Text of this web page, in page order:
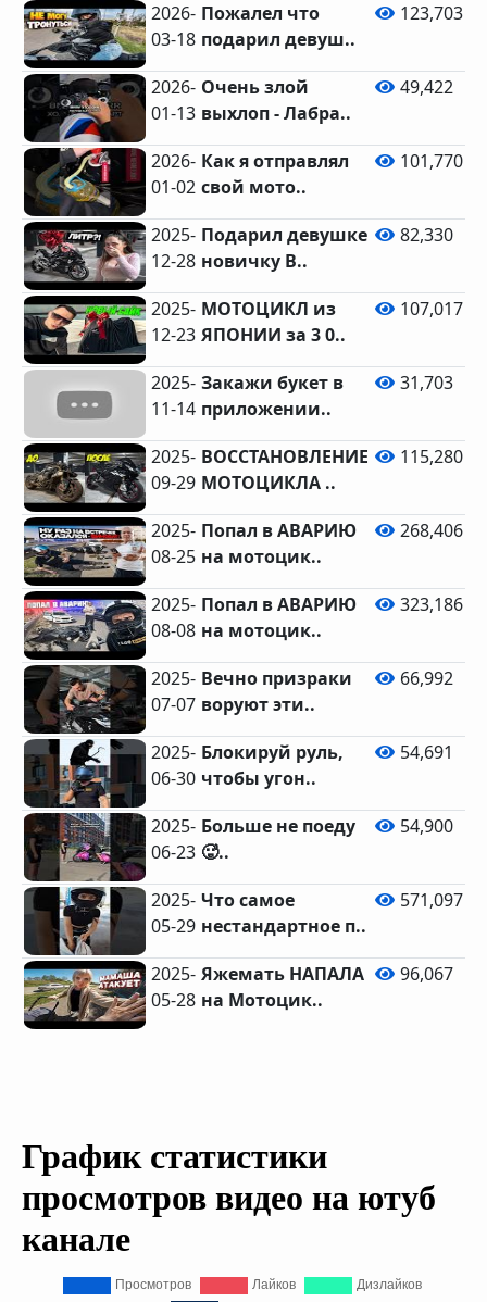
2026-
03-18
Пожалел что
подарил девуш..
123,703
2026-
01-13
Очень злой
выхлоп - Лабра..
49,422
2026-
01-02
Как я отправлял
свой мото..
101,770
2025-
12-28
Подарил девушке
новичку B..
82,330
2025-
12-23
МОТОЦИКЛ из
ЯПОНИИ за 3 0..
107,017
2025-
11-14
Закажи букет в
приложении..
31,703
2025-
09-29
ВОССТАНОВЛЕНИЕ
МОТОЦИКЛА ..
115,280
2025-
08-25
Попал в АВАРИЮ
на мотоцик..
268,406
2025-
08-08
Попал в АВАРИЮ
на мотоцик..
323,186
2025-
07-07
Вечно призраки
воруют эти..
66,992
2025-
06-30
Блокируй руль,
чтобы угон..
54,691
2025-
06-23
Больше не поеду
🥵..
54,900
2025-
05-29
Что самое
нестандартное п..
571,097
2025-
05-28
Яжемать НАПАЛА
на Мотоцик..
96,067
График статистики
просмотров видео на ютуб
канале